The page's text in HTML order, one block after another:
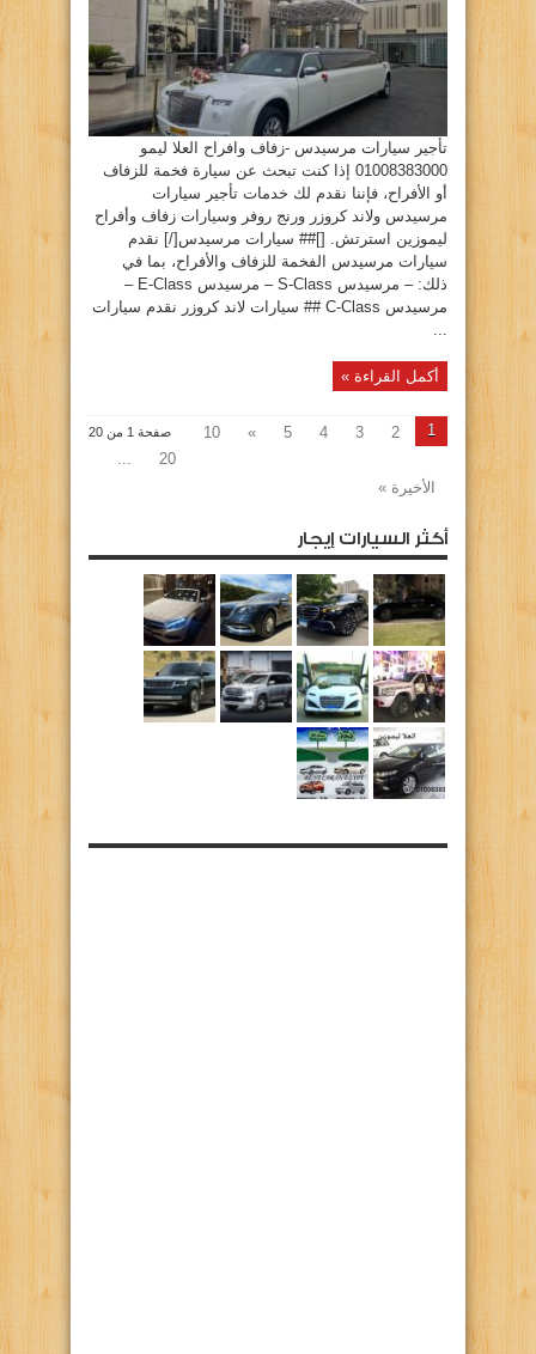
ليمو
01008383000
تأجير سيارات مرسيدس -زفاف وافراح العلا ليمو
01008383000 إذا كنت تبحث عن سيارة فخمة للزفاف
أو الأفراح، فإننا نقدم لك خدمات تأجير سيارات
مرسيدس ولاند كروزر ورنج روفر وسيارات زفاف وأفراح
ليموزين استرتش. []## سيارات مرسيدس[/] نقدم
سيارات مرسيدس الفخمة للزفاف والأفراح، بما في
ذلك: – مرسيدس S-Class – مرسيدس E-Class –
مرسيدس C-Class ## سيارات لاند كروزر نقدم سيارات
...
أكمل القراءة »
صفحة 1 من 20 1
2
3
4
5
»
10
20
...
الأخيرة »
أكثر السيارات إيجار